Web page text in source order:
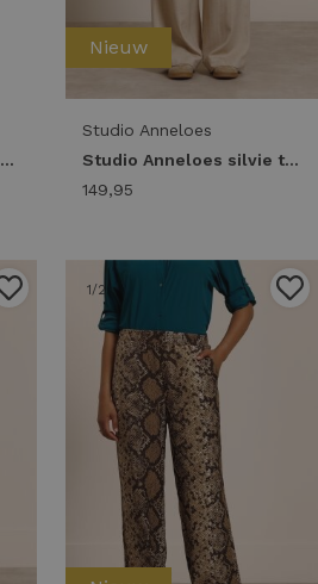
LADY DAY chelsea l14.101.3448 Broek deep forest
Nieuw
Studio Anneloes
Studio Anneloes silvie trousers 14023 Broek 8400 camel
149,95
1/2